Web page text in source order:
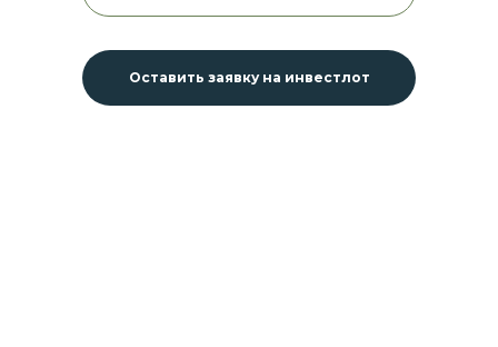
Оставить заявку на инвестлот